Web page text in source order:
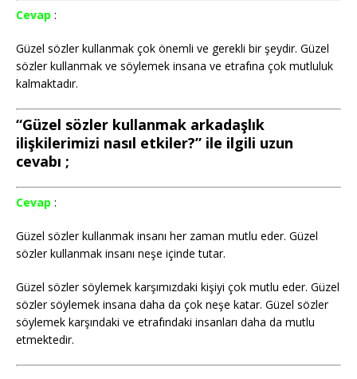
Cevap :
Güzel sözler kullanmak çok önemli ve gerekli bir şeydir. Güzel
sözler kullanmak ve söylemek insana ve etrafına çok mutluluk
kalmaktadır.
“Güzel sözler kullanmak arkadaşlık
ilişkilerimizi nasıl etkiler?” ile ilgili uzun
cevabı ;
Cevap :
Güzel sözler kullanmak insanı her zaman mutlu eder. Güzel
sözler kullanmak insanı neşe içinde tutar.
Güzel sözler söylemek karşımızdaki kişiyi çok mutlu eder. Güzel
sözler söylemek insana daha da çok neşe katar. Güzel sözler
söylemek karşındaki ve etrafındaki insanları daha da mutlu
etmektedir.